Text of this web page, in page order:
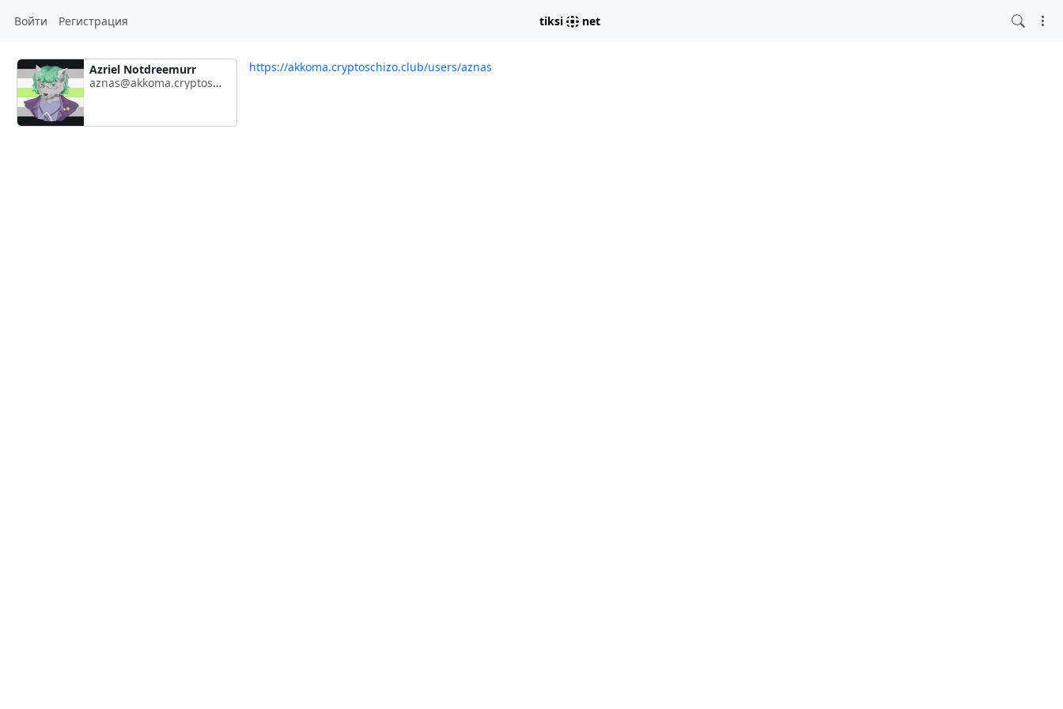
Войти Регистрация tiksi net
Azriel Notdreemurr
aznas@akkoma.cryptoschizo.club
https://akkoma.cryptoschizo.club/users/aznas